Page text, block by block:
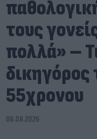
τους
πολλά» –
δικηγόρος
55χρονου
06.08.2026